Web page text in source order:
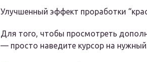
Улучшенный эффект проработки
Для того, чтобы просмотреть
— просто наведите курсор на